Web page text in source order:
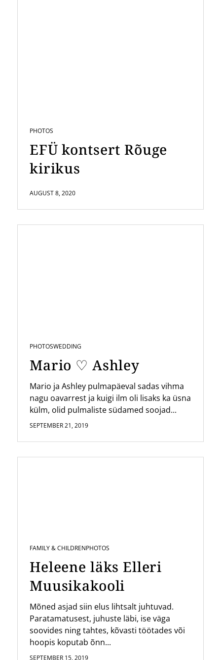
PHOTOS
EFÜ kontsert Rõuge
kirikus
AUGUST 8, 2020
PHOTOSWEDDING
Mario ♡ Ashley
Mario ja Ashley pulmapäeval sadas vihma
nagu oavarrest ja kuigi ilm oli lisaks ka üsna
külm, olid pulmaliste südamed soojad...
SEPTEMBER 21, 2019
FAMILY & CHILDRENPHOTOS
Heleene läks Elleri
Muusikakooli
Mõned asjad siin elus lihtsalt juhtuvad.
Paratamatusest, juhuste läbi, ise väga
soovides ning tahtes, kõvasti töötades või
hoopis koputab õnn...
SEPTEMBER 15, 2019